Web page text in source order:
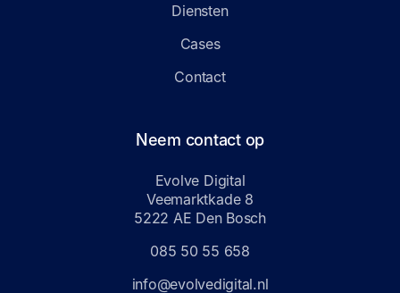
Diensten
Cases
Contact
Neem contact op
Evolve Digital
Veemarktkade 8
5222 AE Den Bosch
085 50 55 658
info@evolvedigital.nl